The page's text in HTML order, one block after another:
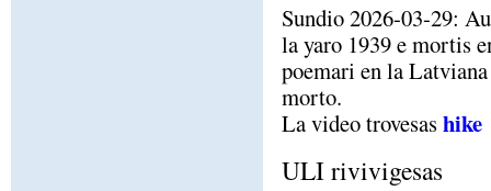
Sundio 2026-03-29:
la yaro 1939 e mortis
poemari en la
morto.
La video trovesashike
ULI rivivigesas